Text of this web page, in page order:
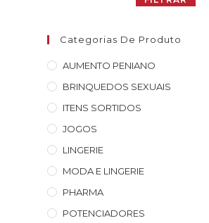
Categorias De Produto
AUMENTO PENIANO
BRINQUEDOS SEXUAIS
ITENS SORTIDOS
JOGOS
LINGERIE
MODA E LINGERIE
PHARMA
POTENCIADORES